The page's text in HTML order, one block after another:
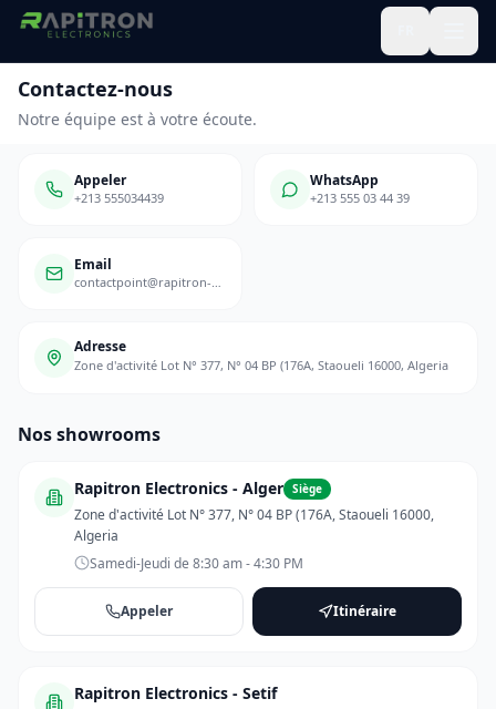
Contactez-nous
Notre équipe est à votre écoute.
Appeler
+213 555034439
WhatsApp
+213 555 03 44 39
Email
contactpoint@rapitron-electronics.dz
Adresse
Zone d'activité Lot N° 377, N° 04 BP (176A, Staoueli 16000, Algeria
Nos showrooms
Rapitron Electronics - Alger Siège
Zone d'activité Lot N° 377, N° 04 BP (176A, Staoueli 16000,
Algeria
Samedi-Jeudi de 8:30 am - 4:30 PM
Appeler Itinéraire
Rapitron Electronics - Setif